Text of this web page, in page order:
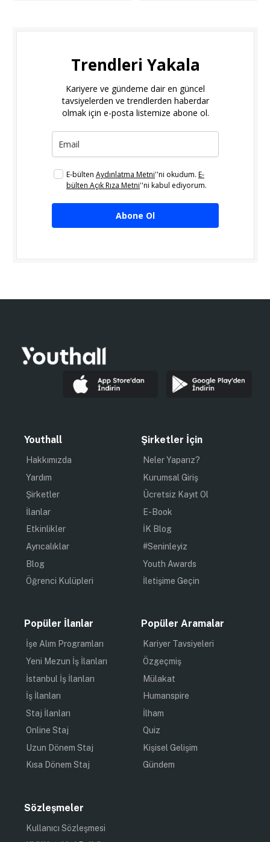
Trendleri Yakala
Kariyere ve gündeme dair en güncel
tavsiyelerden ve trendlerden haberdar
olmak için e-posta listemize abone ol.
E-bülten Aydınlatma Metni''ni okudum. E-
bülten Açık Rıza Metni''ni kabul ediyorum.
Abone Ol
Youthall
Hakkımızda
Yardım
Şirketler
İlanlar
Etkinlikler
Ayrıcalıklar
Blog
Öğrenci Kulüpleri
Şirketler İçin
Neler Yaparız?
Kurumsal Giriş
Ücretsiz Kayıt Ol
E-Book
İK Blog
#Seninleyiz
Youth Awards
İletişime Geçin
Popüler İlanlar
İşe Alım Programları
Yeni Mezun İş İlanları
İstanbul İş İlanları
İş İlanları
Staj İlanları
Online Staj
Uzun Dönem Staj
Kısa Dönem Staj
Popüler Aramalar
Kariyer Tavsiyeleri
Özgeçmiş
Mülakat
Humanspire
İlham
Quiz
Kişisel Gelişim
Gündem
Sözleşmeler
Kullanıcı Sözleşmesi